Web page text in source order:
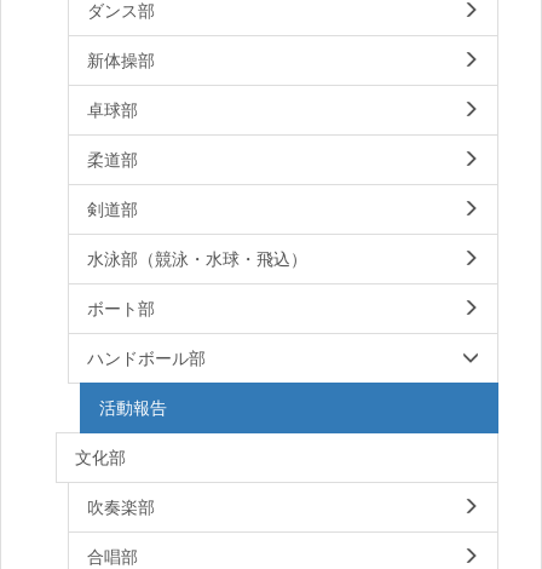
ダンス部
新体操部
卓球部
柔道部
剣道部
水泳部（競泳・水球・飛込）
ボート部
ハンドボール部
活動報告
文化部
吹奏楽部
合唱部